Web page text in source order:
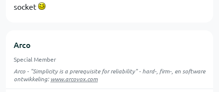
socket
Arco
Special Member
Arco - "Simplicity is a prerequisite for reliability" - hard-, firm-, en software
ontwikkeling:www.arcovox.com